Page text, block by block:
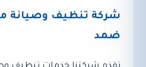
شركة تنظيف وصيانة
ضمد